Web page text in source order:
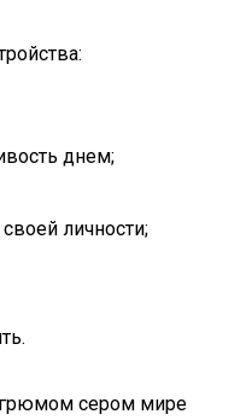
днем;
личности;
сером мире